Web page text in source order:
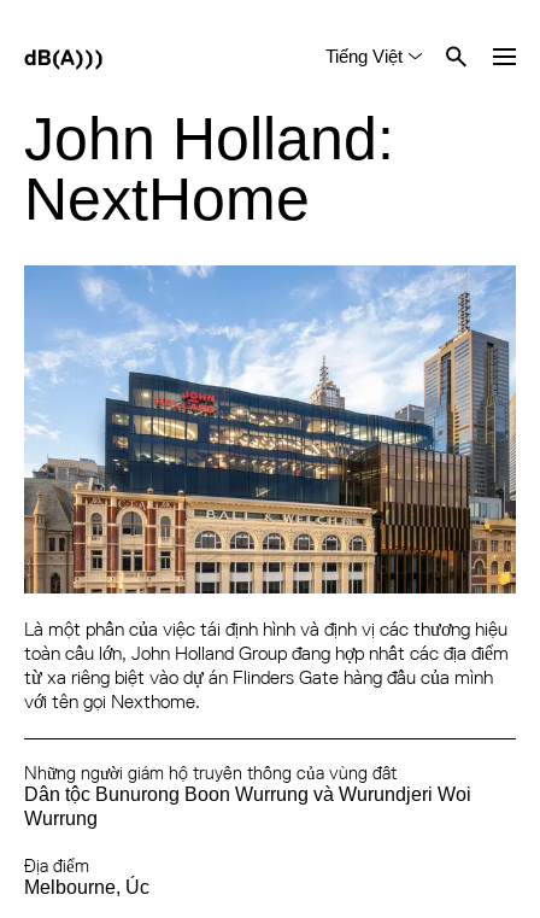
Tiếng Việt
John Holland:
NextHome
Là một phần của việc tái định hình và định vị các thương hiệu
toàn cầu lớn, John Holland Group đang hợp nhất các địa điểm
từ xa riêng biệt vào dự án Flinders Gate hàng đầu của mình
với tên gọi Nexthome.
Những người giám hộ truyền thống của vùng đất
Dân tộc Bunurong Boon Wurrung và Wurundjeri Woi
Wurrung
Địa điểm
Melbourne, Úc